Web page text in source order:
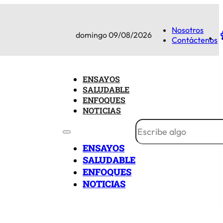
domingo 09/08/2026
Nosotros
Contáctenos
ENSAYOS
SALUDABLE
ENFOQUES
NOTICIAS
ENSAYOS
SALUDABLE
ENFOQUES
NOTICIAS